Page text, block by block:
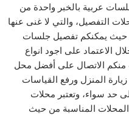
عربية بالخبر واحدة من
التفصيل، والتي لا غنى عنها
حيث يمكنكم تفصيل جلسات
الاعتماد على اجود انواع
منكم الاتصال على أفضل محل
المنزل ورفع القياسات
حد سواء، وتعتبر محلات
المناسبة من حيث